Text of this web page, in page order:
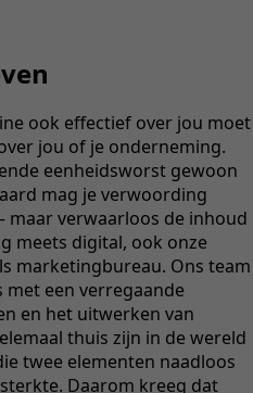
ook effectief over jou moet
jou of je onderneming.
eenheidsworst gewoon
mag je verwoording
maar verwaarloos de inhoud
meets digital, ook onze
marketingbureau. Ons team
met een verregaande
en het uitwerken van
thuis zijn in de wereld
twee elementen naadloos
Daarom kreeg dat